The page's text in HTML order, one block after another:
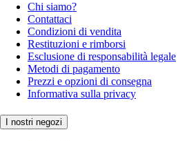
Chi siamo?
Contattaci
Condizioni di vendita
Restituzioni e rimborsi
Esclusione di responsabilità legale
Metodi di pagamento
Prezzi e opzioni di consegna
Informativa sulla privacy
I nostri negozi